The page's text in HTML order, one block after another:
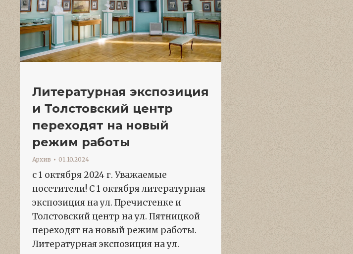
Литературная экспозиция
и Толстовский центр
переходят на новый
режим работы
Архив 01.10.2024
с 1 октября 2024 г. Уважаемые
посетители! С 1 октября литературная
экспозиция на ул. Пречистенке и
Толстовский центр на ул. Пятницкой
переходят на новый режим работы.
Литературная экспозиция на ул.